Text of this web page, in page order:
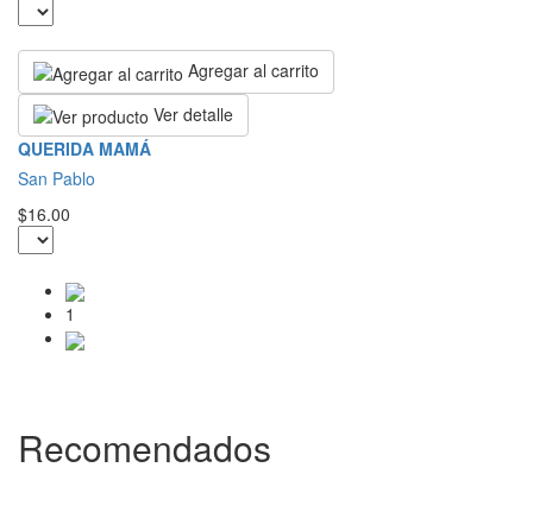
Agregar al carrito
Ver detalle
QUERIDA MAMÁ
San Pablo
$16.00
1
Recomendados